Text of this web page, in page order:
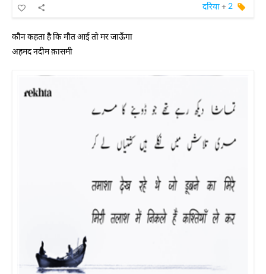
दरिया+ 2
कौन कहता है कि मौत आई तो मर जाऊँगा
अहमद नदीम क़ासमी